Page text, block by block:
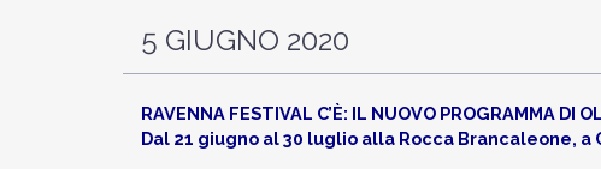
5 GIUGNO 2020
RAVENNA FESTIVAL C’È: IL NUOVO PROGRAMMA DI
Dal 21 giugno al 30 luglio alla Rocca Brancaleone,